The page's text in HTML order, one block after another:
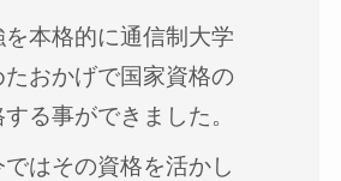
本格的に通信制大学
おかげで国家資格の
る事ができました。
はその資格を活かし